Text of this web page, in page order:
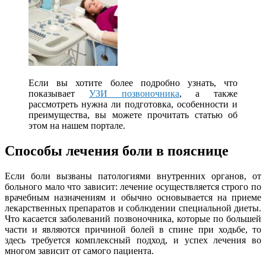
Если вы хотите более подробно узнать, что
показывает УЗИ позвоночника, а также
рассмотреть нужна ли подготовка, особенности и
преимущества, вы можете прочитать статью об
этом на нашем портале.
Способы лечения боли в пояснице
Если боли вызваны патологиями внутренних органов, от
больного мало что зависит: лечение осуществляется строго по
врачебным назначениям и обычно основывается на приеме
лекарственных препаратов и соблюдении специальной диеты.
Что касается заболеваний позвоночника, которые по большей
части и являются причиной болей в спине при ходьбе, то
здесь требуется комплексный подход, и успех лечения во
многом зависит от самого пациента.